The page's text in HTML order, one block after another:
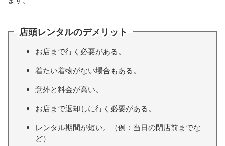
店頭レンタルのデメリット
お店まで行く必要がある。
着たい着物がない場合もある。
意外と料金が高い。
お店まで返却しに行く必要がある。
レンタル期間が短い。（例：当日の閉店前までな
ど）